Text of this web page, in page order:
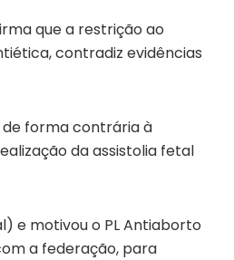
que a restrição ao
contradiz evidências
de forma contrária à
da assistolia fetal
e motivou o PL Antiaborto
a federação, para